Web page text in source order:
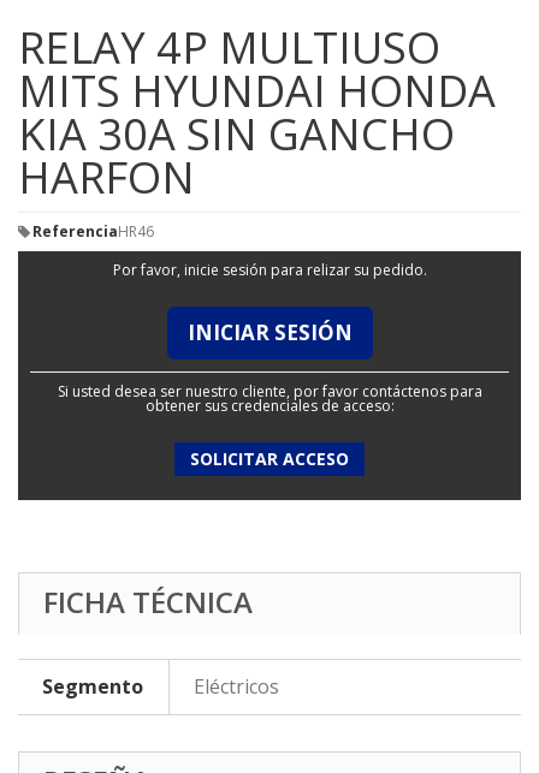
RELAY 4P MULTIUSO
MITS HYUNDAI HONDA
KIA 30A SIN GANCHO
HARFON
ReferenciaHR46
Por favor, inicie sesión para relizar su pedido.
INICIAR SESIÓN
Si usted desea ser nuestro cliente, por favor contáctenos para
obtener sus credenciales de acceso:
SOLICITAR ACCESO
FICHA TÉCNICA
Segmento Eléctricos